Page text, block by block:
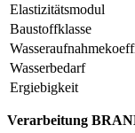
Elastizitätsmodul
Baustoffklasse
Wasserbedarf
Ergiebigkeit
Verarbeitung